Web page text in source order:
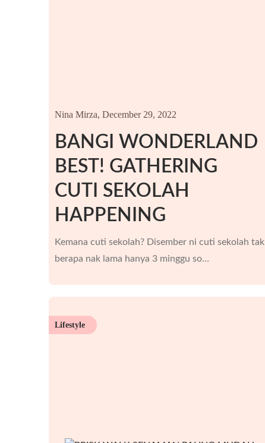
BANGI WONDERLAND
BEST! GATHERING
CUTI SEKOLAH
HAPPENING
Nina Mirza, December 29, 2022
Kemana cuti sekolah? Disember ni cuti sekolah tak
berapa nak lama hanya 3 minggu so…
Lifestyle